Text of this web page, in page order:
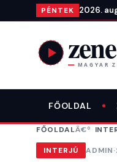
Ugrás a tartalomra
PÉNTEK 2026.
FŐOLDAL
FŐOLDAL
INTERJÚ ADMIN·